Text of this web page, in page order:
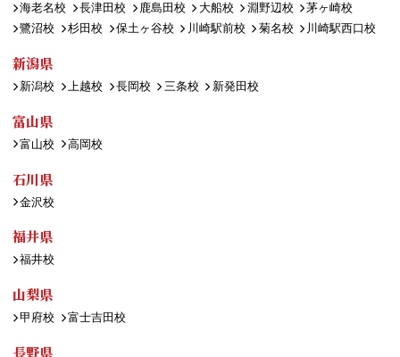
海老名校
長津田校 鹿島田校 大船校 淵野辺校
茅ヶ崎校
鷺沼校
杉田校 保土ヶ谷校 川崎駅前校 菊名校 川崎駅西口校
新潟県
新潟校 上越校 長岡校 三条校 新発田校
富山県
富山校 高岡校
石川県
金沢校
福井県
福井校
山梨県
甲府校 富士吉田校
長野県